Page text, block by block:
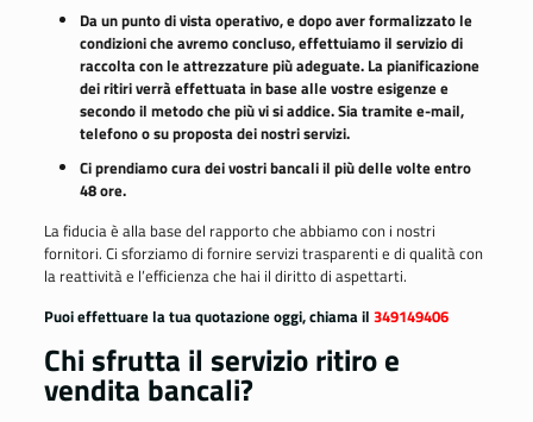
Da un punto di vista operativo, e dopo aver formalizzato le
condizioni che avremo concluso, effettuiamo il servizio di
raccolta con le attrezzature più adeguate. La pianificazione
dei ritiri verrà effettuata in base alle vostre esigenze e
secondo il metodo che più vi si addice. Sia tramite e-mail,
telefono o su proposta dei nostri servizi.
Ci prendiamo cura dei vostri bancali il più delle volte entro
48 ore.
La fiducia è alla base del rapporto che abbiamo con i nostri
fornitori. Ci sforziamo di fornire servizi trasparenti e di qualità con
la reattività e l’efficienza che hai il diritto di aspettarti.
Puoi effettuare la tua quotazione oggi, chiama il 349149406
Chi sfrutta il servizio ritiro e
vendita bancali?